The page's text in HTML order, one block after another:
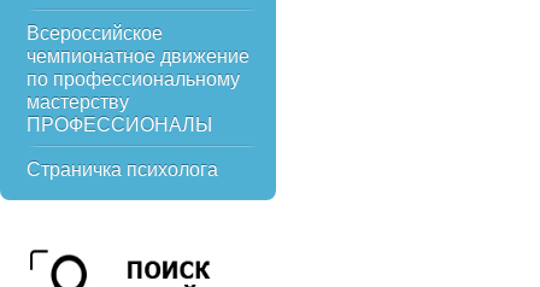
Всероссийское
чемпионатное движение
по профессиональному
мастерству
ПРОФЕССИОНАЛЫ
Страничка психолога